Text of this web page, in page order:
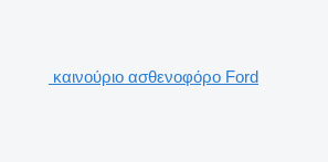
καινούριο ασθενοφόρο Ford